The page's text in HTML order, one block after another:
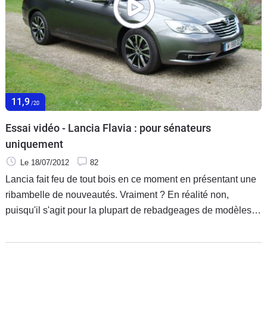
11,9 /20
Essai vidéo - Lancia Flavia : pour sénateurs
uniquement
Le 18/07/2012 82
Lancia fait feu de tout bois en ce moment en présentant une
ribambelle de nouveautés. Vraiment ? En réalité non,
puisqu'il s'agit pour la plupart de rebadgeages de modèles
le Voyager et la Thema, voici la Flavia, qui n'est autre qu'une